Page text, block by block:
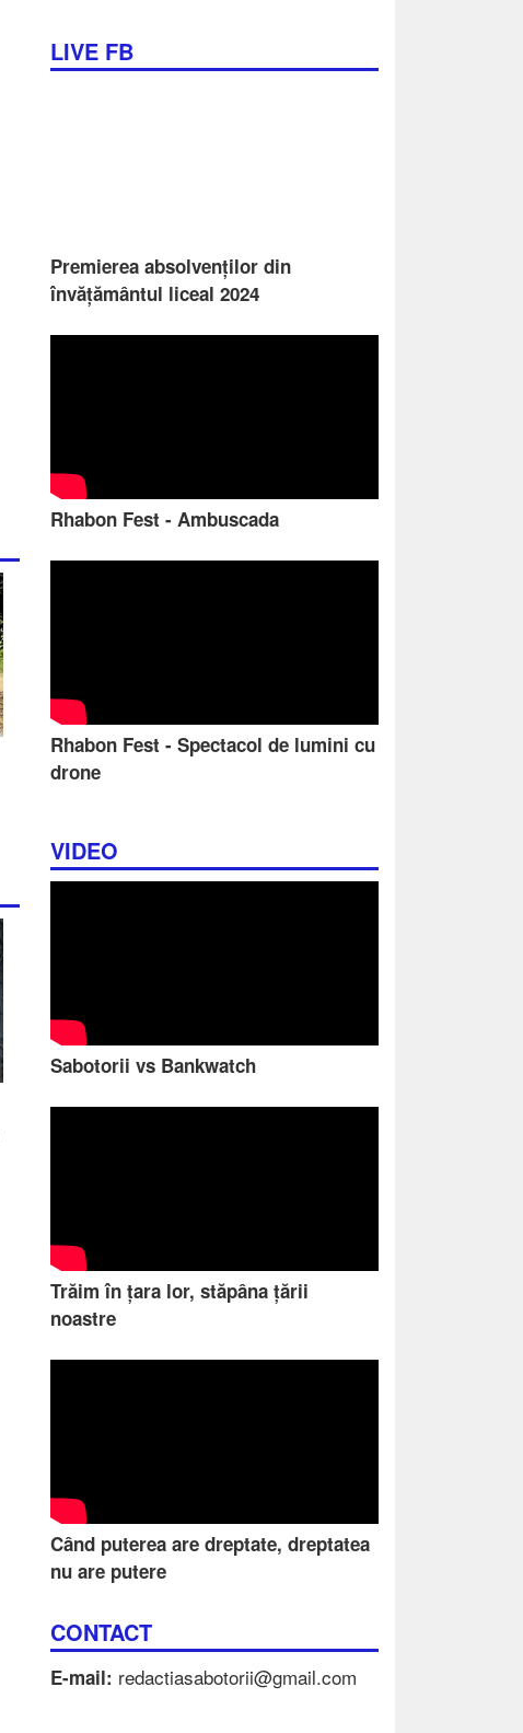
LIVE FB
Premierea absolvenților din
învățământul liceal 2024
Rhabon Fest - Ambuscada
Rhabon Fest - Spectacol de lumini cu
drone
VIDEO
Sabotorii vs Bankwatch
Trăim în țara lor, stăpâna țării
noastre
Când puterea are dreptate, dreptatea
nu are putere
CONTACT
E-mail: redactiasabotorii@gmail.com